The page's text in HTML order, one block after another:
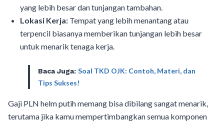
yang lebih besar dan tunjangan tambahan.
Lokasi Kerja: Tempat yang lebih menantang atau
terpencil biasanya memberikan tunjangan lebih besar
untuk menarik tenaga kerja.
Baca Juga: Soal TKD OJK: Contoh, Materi, dan
Tips Sukses!
Gaji PLN helm putih memang bisa dibilang sangat menarik,
terutama jika kamu mempertimbangkan semua komponen